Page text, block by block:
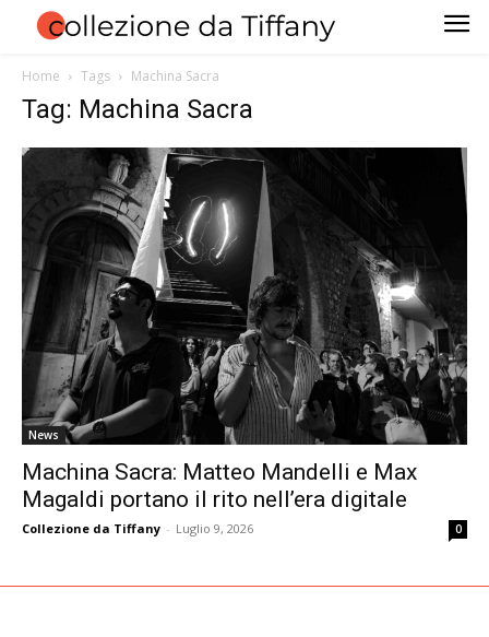
Home Tags Machina Sacra
Tag: Machina Sacra
News
Machina Sacra: Matteo Mandelli e Max
Magaldi portano il rito nell’era digitale
Collezione da Tiffany - Luglio 9, 2026 0